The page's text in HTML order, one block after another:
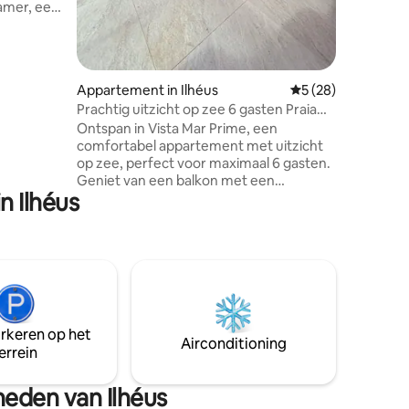
een
Appartement in Ilhéus Gemiddelde
5 (28)
Prachtig uitzicht op zee 6 gasten Praia
dos Milionários
Ontspan in Vista Mar Prime, een
comfortabel appartement met uitzicht
op zee, perfect voor maximaal 6 gasten.
Geniet van een balkon met een
spectaculair uitzicht, ideaal om van de
zonsopgang te genieten en de zeebries
lokale bezienswaardigheden. De
perfecte plek om te ontspannen, te
genieten en speciale momenten te
beleven. Om veiligheidsredenen vragen
gasten.
Ilhéus
op het
Airconditioning
van Ilhéus